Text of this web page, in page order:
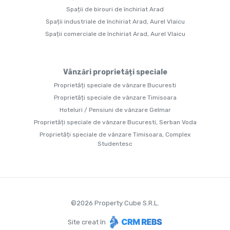
Spații de birouri de închiriat Arad
Spații industriale de închiriat Arad, Aurel Vlaicu
Spații comerciale de închiriat Arad, Aurel Vlaicu
Vânzări proprietăți speciale
Proprietăți speciale de vânzare Bucuresti
Proprietăți speciale de vânzare Timisoara
Hoteluri / Pensiuni de vânzare Gelmar
Proprietăți speciale de vânzare Bucuresti, Serban Voda
Proprietăți speciale de vânzare Timisoara, Complex
Studentesc
©2026 Property Cube S.R.L.
Site creat în